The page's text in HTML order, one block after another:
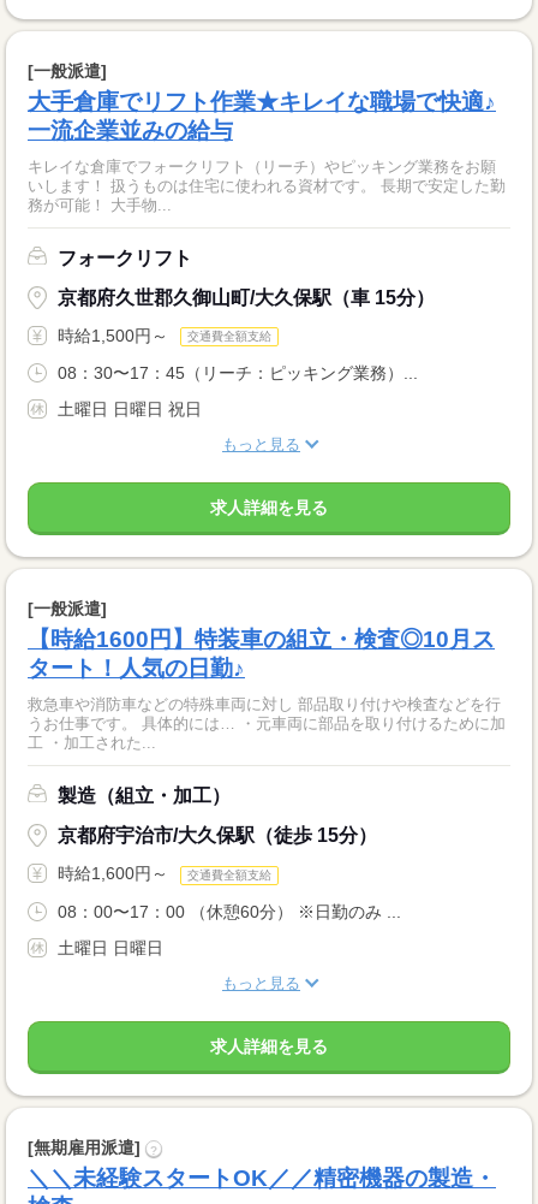
[一般派遣]
大手倉庫でリフト作業★キレイな職場で快適♪
一流企業並みの給与
キレイな倉庫でフォークリフト（リーチ）やピッキング業務をお願
いします！ 扱うものは住宅に使われる資材です。 長期で安定した勤
務が可能！ 大手物...
フォークリフト
京都府久世郡久御山町/大久保駅（車 15分）
時給1,500円～ 交通費全額支給
08：30〜17：45（リーチ：ピッキング業務）...
土曜日 日曜日 祝日
もっと見る
求人詳細を見る
[一般派遣]
【時給1600円】特装車の組立・検査◎10月ス
タート！人気の日勤♪
救急車や消防車などの特殊車両に対し 部品取り付けや検査などを行
うお仕事です。 具体的には… ・元車両に部品を取り付けるために加
工 ・加工された...
製造（組立・加工）
京都府宇治市/大久保駅（徒歩 15分）
時給1,600円～ 交通費全額支給
08：00〜17：00 （休憩60分） ※日勤のみ ...
土曜日 日曜日
もっと見る
求人詳細を見る
[無期雇用派遣] ?
＼＼未経験スタートOK／／精密機器の製造・